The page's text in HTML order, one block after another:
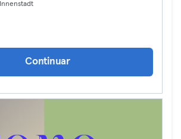
Innenstadt
Continuar